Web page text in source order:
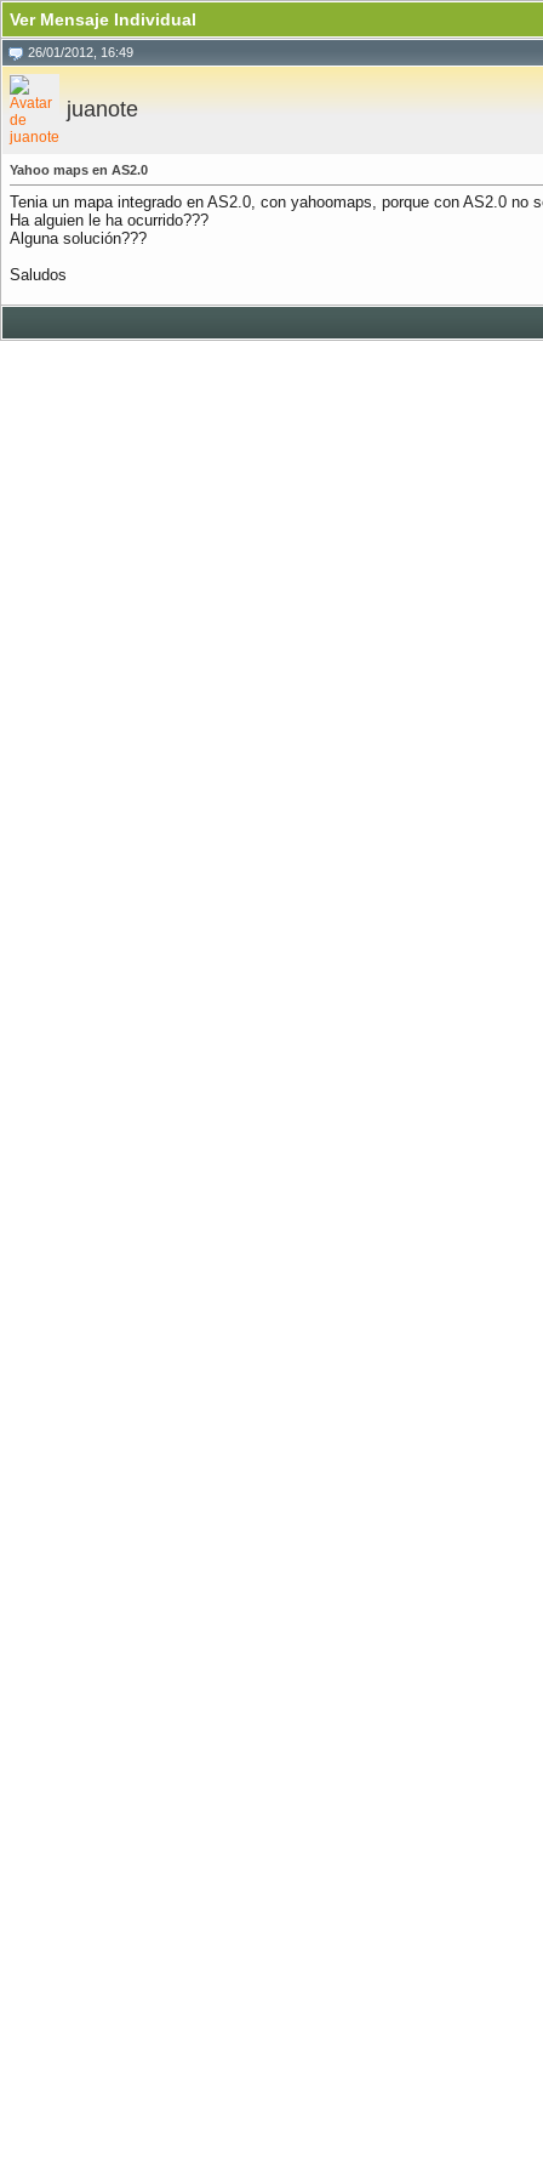
Ver Mensaje Individual
26/01/2012, 16:49
juanote
Yahoo maps en AS2.0
Tenia un mapa integrado en AS2.0, con yahoomaps, porque con AS2.0 no
Ha alguien le ha ocurrido???
Alguna solución???
Saludos